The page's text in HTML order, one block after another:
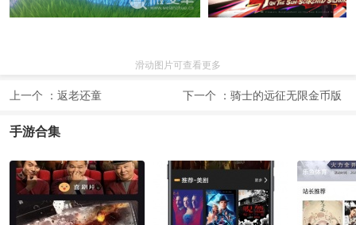
滑动图片可查看更多
上一个 ： 返老还童 下一个 ： 骑士的远征无限金币版
手游合集